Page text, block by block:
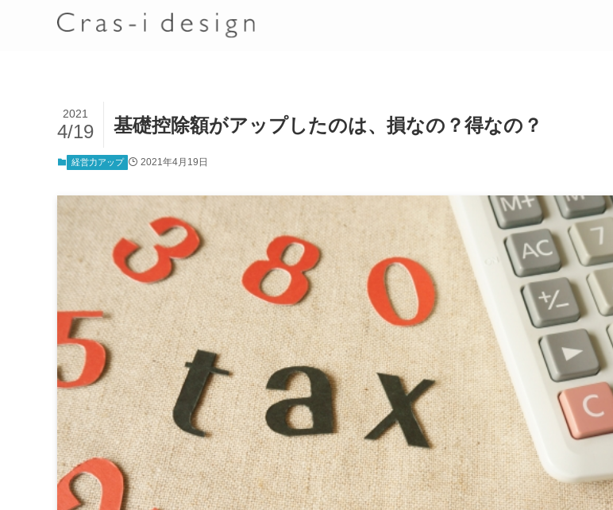
基礎控除額がアップしたのは、損なの？得なの？
2021
4/19
経営力アップ 2021年4月19日